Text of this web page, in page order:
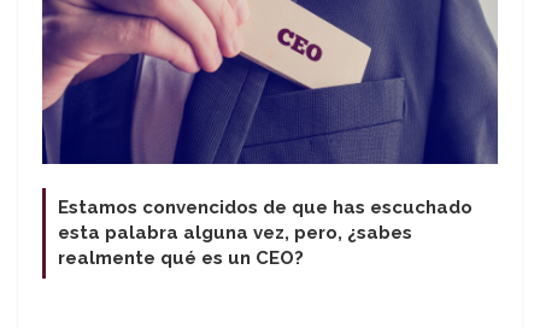
Estamos convencidos de que has escuchado
esta palabra alguna vez, pero, ¿sabes
realmente qué es un CEO?